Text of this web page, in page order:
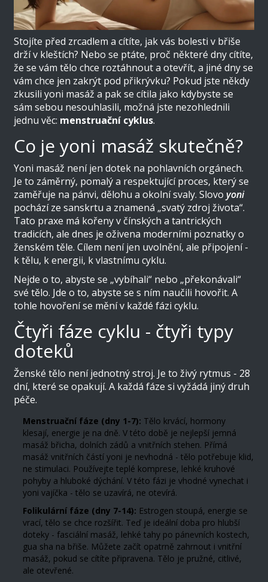
Stojíte před zrcadlem a cítíte, jak vás bolesti v břiše
drží v kleštích? Nebo se ptáte, proč některé dny cítíte,
že se vám tělo chce roztáhnout a otevřít, a jiné dny se
vám chce jen zakrýt pod přikrývku? Pokud jste někdy
zkusili yoni masáž a pak se cítila jako kdybyste se
sám sebou nesouhlasili, možná jste nezohlednili
jednu věc: menstruační cyklus.
Co je yoni masáž skutečně?
Yoni masáž není jen dotek na pohlavních orgánech.
Je to záměrný, pomalý a respektující proces, který se
zaměřuje na pánvi, dělohu a okolní svaly. Slovoyoni
pochází ze sanskrtu a znamená „svatý zdroj života“.
Tato praxe má kořeny v čínských a tantrických
tradicích, ale dnes je oživena moderními poznatky o
ženském těle. Cílem není jen uvolnění, ale připojení -
k tělu, k energii, k vlastnímu cyklu.
Nejde o to, abyste se „vybíhali“ nebo „překonávali“
své tělo. Jde o to, abyste se s ním naučili hovořit. A
tohle hovoření se mění v každé fázi cyklu.
Čtyři fáze cyklu - čtyři typy
doteků
Ženské tělo není jednotný stroj. Je to živý rytmus - 28
dní, které se opakují. A každá fáze si vyžádá jiný druh
péče.
Menstruační fáze (dny 1-7): Tělo krvácí, hormony
klesají, energie je na dně. V této době je nejlepší jemná
masáž břicha, dolních zádů a vnitřních stehen. Přímá
masáž vnitřních částí yoni je nevhodná - tělo potřebuje klid,
ne stimulaci. Používejte teplé komprese, lehké kruhové
pohyby a hluboké dýchání. V této fázi je vhodné vynechat i
yoni vajíčka - tělo se uzavírá, ne otevírá.
Folikulární fáze (dny 7-14): Estrogen stoupá, energie se
vrací, tělo se chce rozšířit. Teď je ideální doba pro hlubší
doteky - fasciální masáž, lehké tahy po pánevních kostech,
gua sha na břiše. Můžete začít opatrně zahrnout i vnitřní
masáž, pokud se cítíte připravena. Tělo je pružné, citlivé,
ale otevřené.